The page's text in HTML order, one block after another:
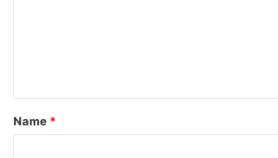
t
*
Name *